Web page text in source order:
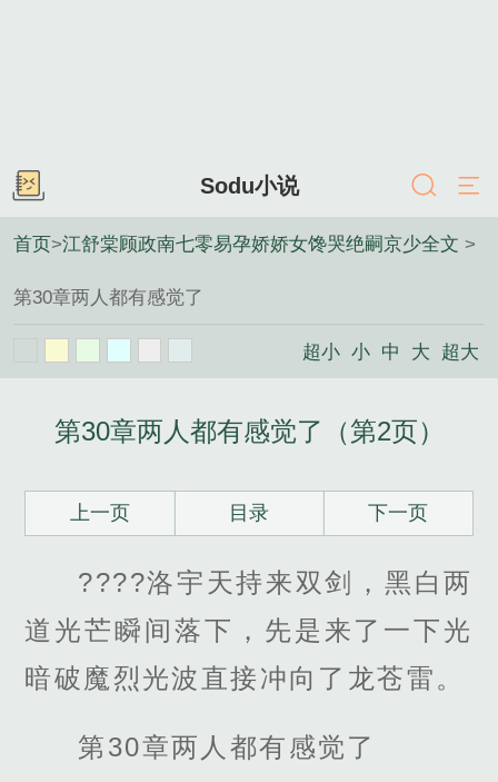
Sodu小说
首页>江舒棠顾政南七零易孕娇娇女馋哭绝嗣京少全文 >
第30章两人都有感觉了
超小 小 中 大 超大
第30章两人都有感觉了（第2页）
上一页 目录 下一页
????洛宇天持来双剑，黑白两
道光芒瞬间落下，先是来了一下光
暗破魔烈光波直接冲向了龙苍雷。
第30章两人都有感觉了